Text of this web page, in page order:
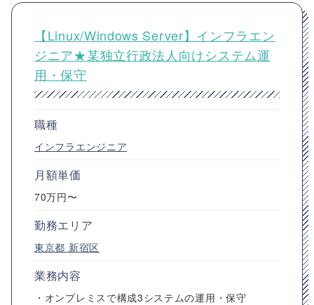
【Linux/Windows Server】インフラエン
ジニア★某独立行政法人向けシステム運
用・保守
職種
インフラエンジニア
月額単価
70万円〜
勤務エリア
東京都 新宿区
業務内容
・オンプレミスで構成3システムの運用・保守